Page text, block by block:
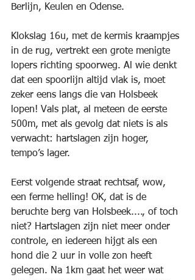
Berlijn, Keulen en Odense.
Klokslag 16u, met de kermis kraampjes
in de rug, vertrekt een grote menigte
lopers richting spoorweg. Al wie denkt
dat een spoorlijn altijd vlak is, moet
zeker eens langs die van Holsbeek
lopen! Vals plat, al meteen de eerste
500m, met als gevolg dat niets is als
verwacht: hartslagen zijn hoger,
tempo’s lager.
Eerst volgende straat rechtsaf, wow,
een ferme helling! OK, dat is de
beruchte berg van Holsbeek...., of toch
niet? Hartslagen zijn niet meer onder
controle, en iedereen hijgt als een
hond die 2 uur in volle zon heeft
gelegen. Na 1km gaat het weer wat